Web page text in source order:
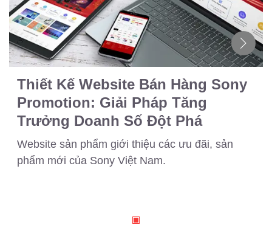
Thiết Kế Website Bán Hàng Sony
Promotion: Giải Pháp Tăng
Trưởng Doanh Số Đột Phá
Website sản phẩm giới thiệu các ưu đãi, sản
phẩm mới của Sony Việt Nam.